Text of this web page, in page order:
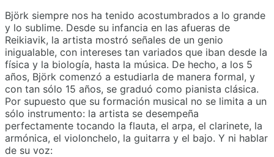
Björk siempre nos ha tenido acostumbrados a lo grande
y lo sublime. Desde su infancia en las afueras de
Reikiavik, la artista mostró señales de un genio
inigualable, con intereses tan variados que iban desde la
física y la biología, hasta la música. De hecho, a los 5
años, Björk comenzó a estudiarla de manera formal, y
con tan sólo 15 años, se graduó como pianista clásica.
Por supuesto que su formación musical no se limita a un
sólo instrumento: la artista se desempeña
perfectamente tocando la flauta, el arpa, el clarinete, la
armónica, el violonchelo, la guitarra y el bajo. Y ni hablar
de su voz: